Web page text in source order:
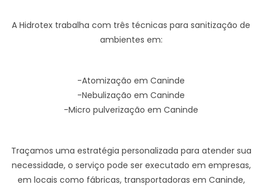
A Hidrotex trabalha com três técnicas para sanitização de
ambientes em:
-Atomização em Caninde
-Nebulização em Caninde
-Micro pulverização em Caninde
Traçamos uma estratégia personalizada para atender sua
necessidade, o serviço pode ser executado em empresas,
em locais como fábricas, transportadoras em Caninde,